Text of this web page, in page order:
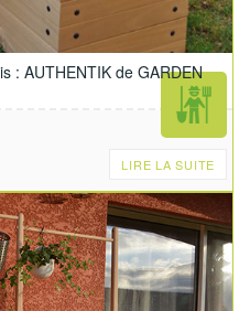
: AUTHENTIK de GARDEN
LIRE LA SUITE